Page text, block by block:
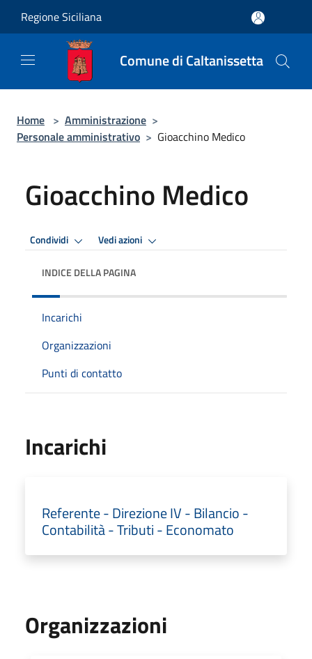
Regione Siciliana
Comune di Caltanissetta
Home > Amministrazione >
Personale amministrativo > Gioacchino Medico
Gioacchino Medico
Condividi Vedi azioni
INDICE DELLA PAGINA
Incarichi
Organizzazioni
Punti di contatto
Incarichi
Referente - Direzione IV - Bilancio -
Contabilità - Tributi - Economato
Organizzazioni